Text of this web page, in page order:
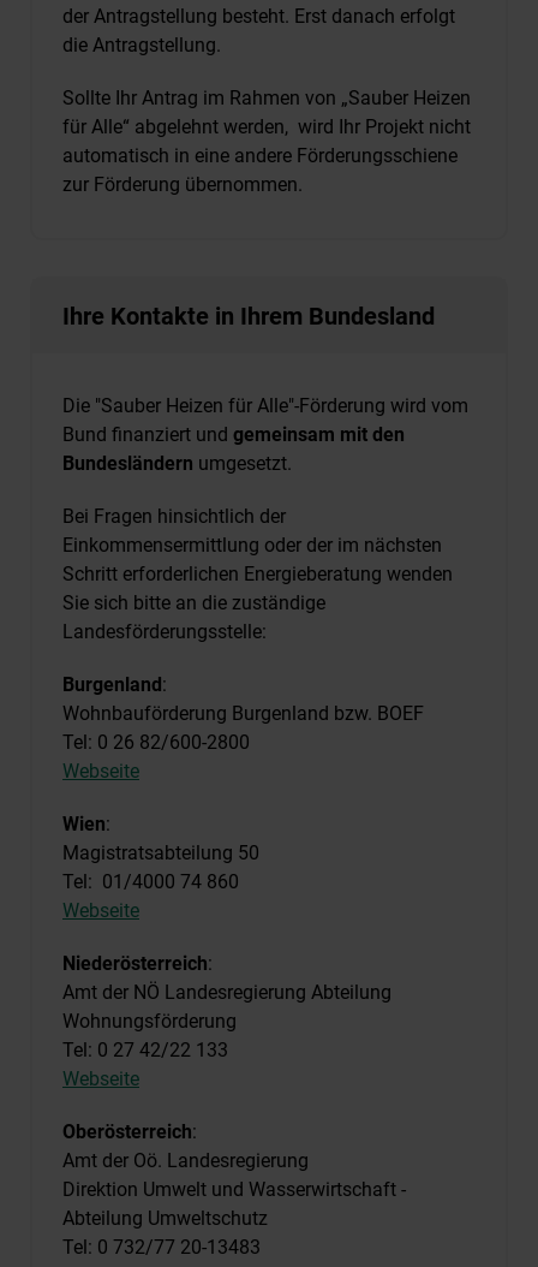
der Antragstellung besteht. Erst danach erfolgt
die Antragstellung.
Sollte Ihr Antrag im Rahmen von „Sauber Heizen
für Alle“ abgelehnt werden, wird Ihr Projekt nicht
automatisch in eine andere Förderungsschiene
zur Förderung übernommen.
Ihre Kontakte in Ihrem Bundesland
Die "Sauber Heizen für Alle"-Förderung wird vom
Bund finanziert und gemeinsam mit den
Bundesländern umgesetzt.
Bei Fragen hinsichtlich der
Einkommensermittlung oder der im nächsten
Schritt erforderlichen Energieberatung wenden
Sie sich bitte an die zuständige
Landesförderungsstelle:
Burgenland:
Wohnbauförderung Burgenland bzw. BOEF
Tel: 0 26 82/600-2800
Webseite
Wien:
Magistratsabteilung 50
Tel: 01/4000 74 860
Webseite
Niederösterreich:
Amt der NÖ Landesregierung Abteilung
Wohnungsförderung
Tel: 0 27 42/22 133
Webseite
Oberösterreich:
Amt der Oö. Landesregierung
Direktion Umwelt und Wasserwirtschaft -
Abteilung Umweltschutz
Tel: 0 732/77 20-13483